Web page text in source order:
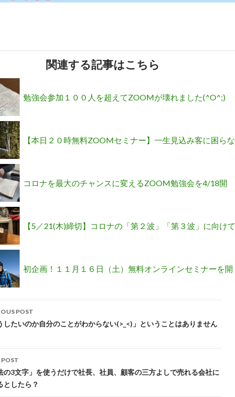
関連する記事はこちら
勉強会参加１００人を超えてZOOMが壊れました(^O^;)
【本日２０時無料ZOOMセミナー】一生見込み客に困らな
くなる方法
コロナを最大のチャンスに変えるZOOM勉強会を4/18開
催！（成果を上げた実例公開）
【5／21(木)締切】コロナの「第２波」「第３波」に向けて
ご参加ください
初企画！１１月１６日（土）無料オンラインセミナーを開
POST
したいのか自分のことがわからない(>_<)」ということはありません
の3文字」を使うだけで社長、社員、顧客の三方よしで売れる会社に
としたら？